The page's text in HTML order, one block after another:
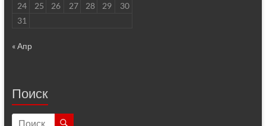
24
25 26 27 28 29
30
31
« Апр
Поиск